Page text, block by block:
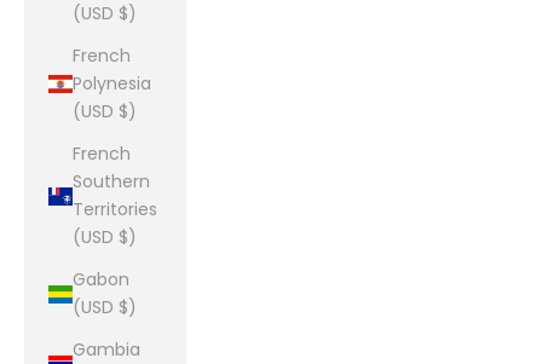
(USD $)
French
Polynesia
(USD $)
French
Southern
Territories
(USD $)
Gabon
(USD $)
Gambia